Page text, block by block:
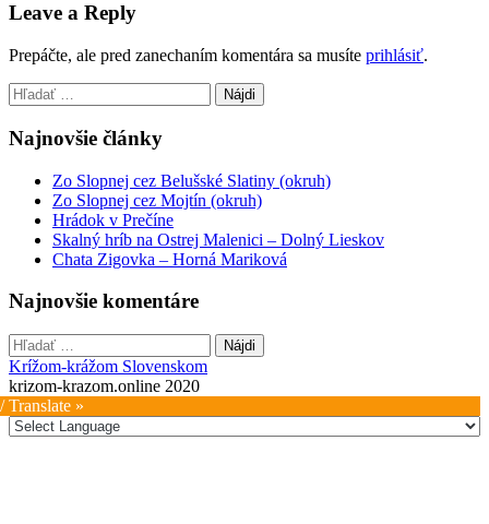
Leave a Reply
Prepáčte, ale pred zanechaním komentára sa musíte prihlásiť.
Hľadať:
Najnovšie články
Zo Slopnej cez Belušské Slatiny (okruh)
Zo Slopnej cez Mojtín (okruh)
Hrádok v Prečíne
Skalný hríb na Ostrej Malenici – Dolný Lieskov
Chata Zigovka – Horná Mariková
Najnovšie komentáre
Hľadať:
Krížom-krážom Slovenskom
krizom-krazom.online 2020
Translate »